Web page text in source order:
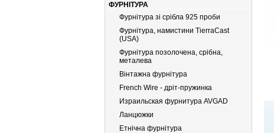
ФУРНІТУРА
Фурнітура зі срібла 925 проби
Фурнітура, намистини TierraCast
(USA)
Фурнітура позолочена, срібна,
металева
Вiнтажна фурнiтура
French Wire - дріт-пружинка
Израильская фурнитура AVGAD
Ланцюжки
Етнічна фурнітура